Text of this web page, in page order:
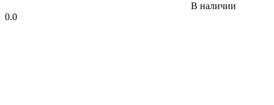
В наличии
0.0